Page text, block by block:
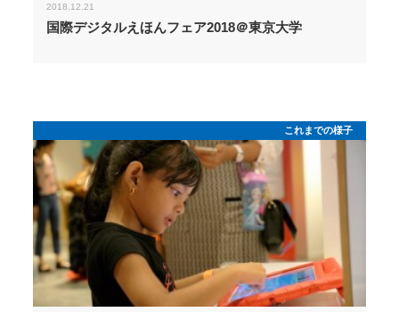
2018.12.21
国際デジタルえほんフェア2018＠東京大学
これまでの様子